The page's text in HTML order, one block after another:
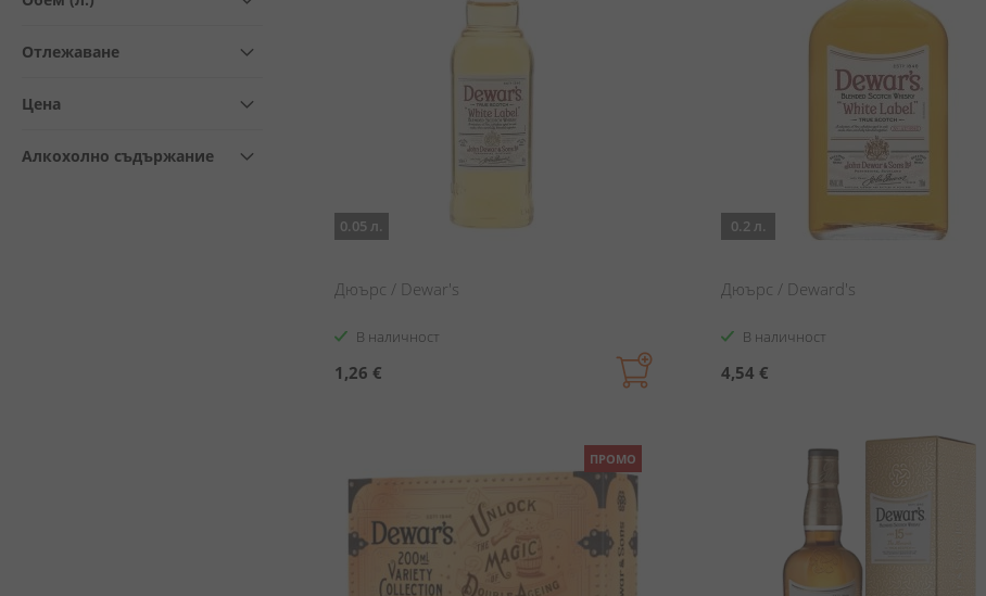
0.05 л.
Дюърс / Dewar's
В наличност
1,26 €
0.2 л.
Дюърс / Deward's
В наличност
4,54 €
ПРОМО
Отлежаване
Цена
Алкохолно съдържание